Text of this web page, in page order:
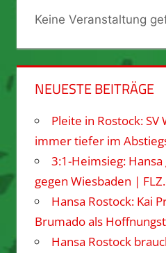
Keine Veranstaltung
NEUESTE BEITRÄGE
Pleite in Rostock:
immer tiefer im
3:1-Heimsieg:
gegen Wiesbaden |
Hansa Rostock: Kai
Brumado als
Hansa Rostock